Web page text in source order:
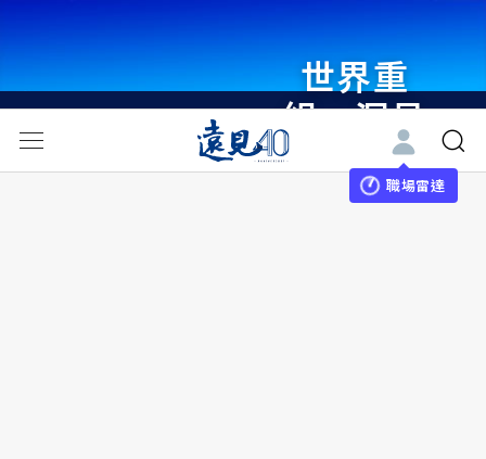
世界重
組・洞見
未來 與
世界領袖
職場雷達